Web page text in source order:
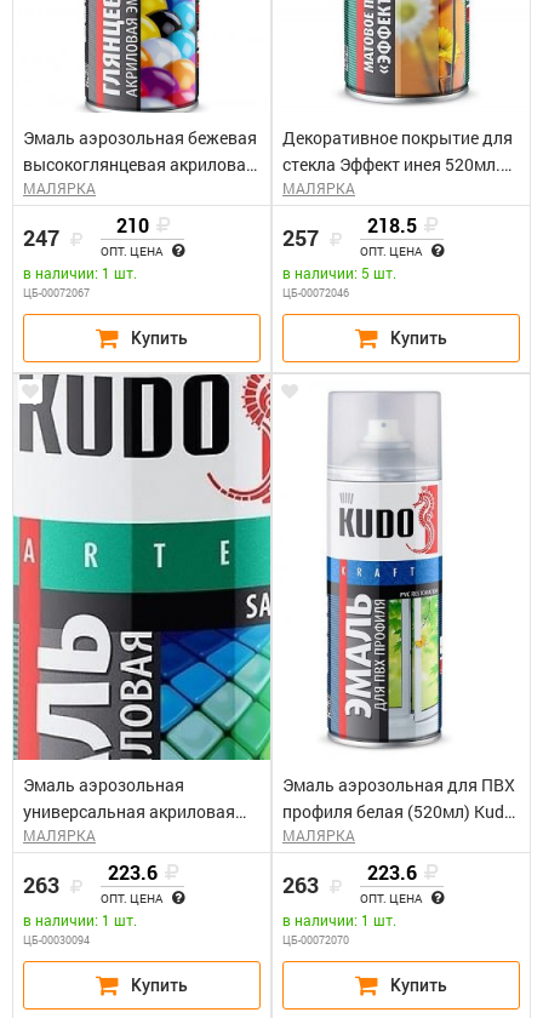
Эмаль аэрозольная бежевая
высокоглянцевая акриловая
RAL 1001 (0,52л) Kudo KU-
МАЛЯРКА
247 210
ОПТ. ЦЕНА
в наличии: 1 шт.
ЦБ-00072067
Декоративное покрытие для
стекла Эффект инея 520мл.
Kudo KU-9032
МАЛЯРКА
257 218.5
ОПТ. ЦЕНА
в наличии: 5 шт.
ЦБ-00072046
Эмаль аэрозольная
универсальная акриловая
satin RAL1018 цинково-
жёлтая КУДО KU-0A1018
(0,52л)
МАЛЯРКА
263 223.6
ОПТ. ЦЕНА
в наличии: 1 шт.
ЦБ-00030094
Эмаль аэрозольная для ПВХ
профиля белая (520мл) Kudo
KU-6101
МАЛЯРКА
263 223.6
ОПТ. ЦЕНА
в наличии: 1 шт.
ЦБ-00072070